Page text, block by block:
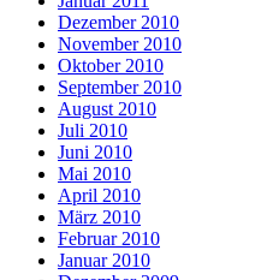
Dezember 2010
November 2010
Oktober 2010
September 2010
August 2010
Juli 2010
Juni 2010
Mai 2010
April 2010
März 2010
Februar 2010
Januar 2010